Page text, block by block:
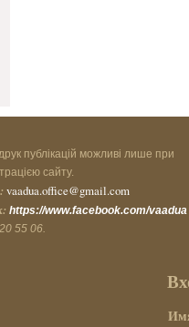
публікацій можливі лише при
сайту.
vaadua.office@gmail.com
https://www.facebook.com/vaadua
55 06.